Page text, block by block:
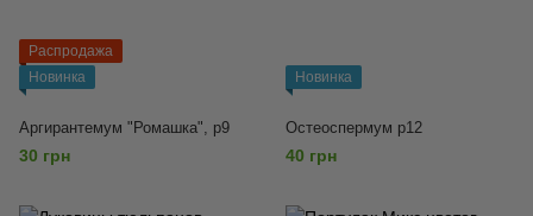
Распродажа
Новинка
Аргирантемум "Ромашка", р9
30 грн
Новинка
Остеоспермум р12
40 грн